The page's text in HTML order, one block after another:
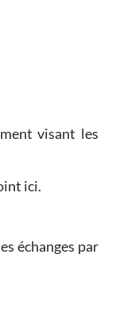
visant les
ici.
échanges par